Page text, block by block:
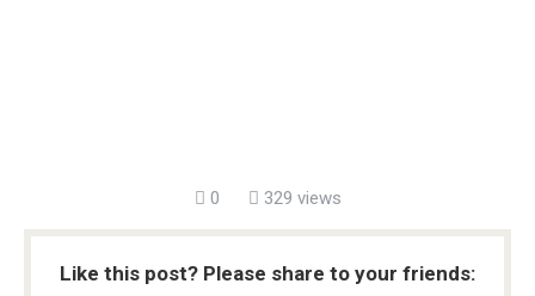
0 329 views
Like this post? Please share to your friends: